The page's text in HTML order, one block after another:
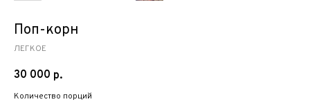
Поп-корн
ЛЕГКОЕ
30 000 р.
Количество порций